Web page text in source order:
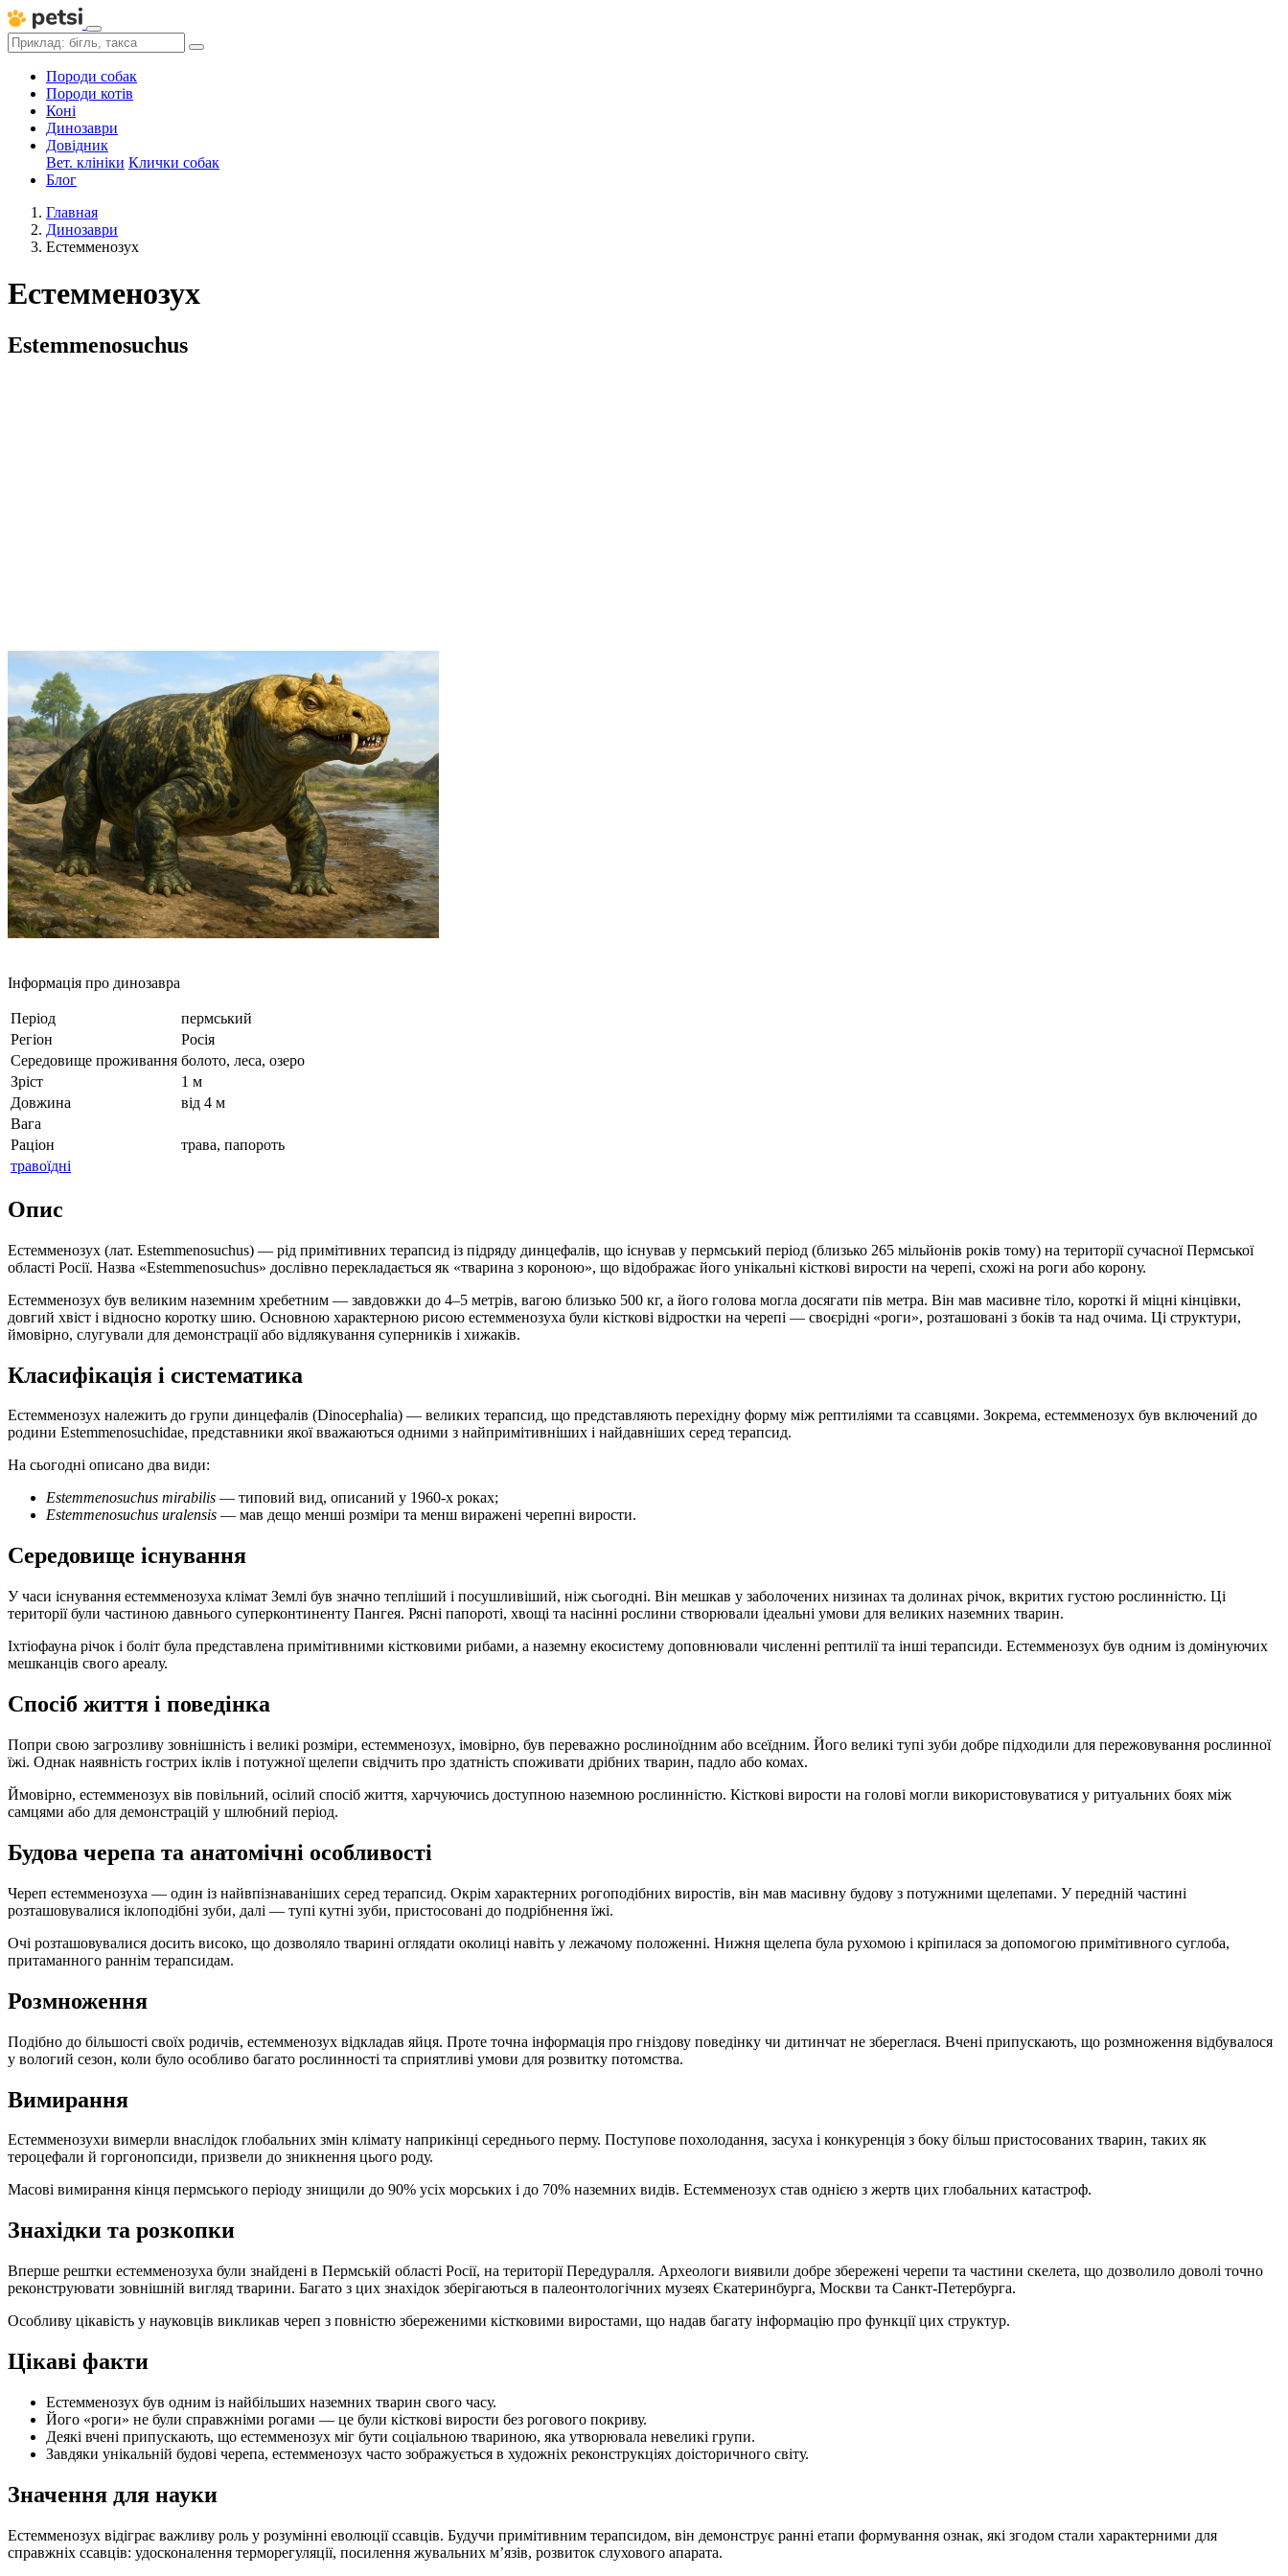
Породи собак
Породи котів
Коні
Динозаври
Довідник
Вет. клініки Клички собак
Блог
Главная
Динозаври
Естемменозух
Естемменозух
Estemmenosuchus
Інформація про динозавра
Період
пермський
Регіон
Росія
Середовище проживання болото, леса, озеро
Зріст
1 м
Довжина
від 4 м
Вага
Раціон
трава, папороть
травоїдні
Опис
Естемменозух (лат. Estemmenosuchus) — рід примітивних терапсид із підряду динцефалів, що існував у пермський період (близько 265 мільйонів років тому) на території сучасної Пермської
області Росії. Назва «Estemmenosuchus» дослівно перекладається як «тварина з короною», що відображає його унікальні кісткові вирости на черепі, схожі на роги або корону.
Естемменозух був великим наземним хребетним — завдовжки до 4–5 метрів, вагою близько 500 кг, а його голова могла досягати пів метра. Він мав масивне тіло, короткі й міцні кінцівки,
довгий хвіст і відносно коротку шию. Основною характерною рисою естемменозуха були кісткові відростки на черепі — своєрідні «роги», розташовані з боків та над очима. Ці структури,
ймовірно, слугували для демонстрації або відлякування суперників і хижаків.
Класифікація і систематика
Естемменозух належить до групи динцефалів (Dinocephalia) — великих терапсид, що представляють перехідну форму між рептиліями та ссавцями. Зокрема, естемменозух був включений до
родини Estemmenosuchidae, представники якої вважаються одними з найпримітивніших і найдавніших серед терапсид.
На сьогодні описано два види:
Estemmenosuchus mirabilis — типовий вид, описаний у 1960-х роках;
Estemmenosuchus uralensis — мав дещо менші розміри та менш виражені черепні вирости.
Середовище існування
У часи існування естемменозуха клімат Землі був значно тепліший і посушливіший, ніж сьогодні. Він мешкав у заболочених низинах та долинах річок, вкритих густою рослинністю. Ці
території були частиною давнього суперконтиненту Пангея. Рясні папороті, хвощі та насінні рослини створювали ідеальні умови для великих наземних тварин.
Іхтіофауна річок і боліт була представлена примітивними кістковими рибами, а наземну екосистему доповнювали численні рептилії та інші терапсиди. Естемменозух був одним із домінуючих
мешканців свого ареалу.
Спосіб життя і поведінка
Попри свою загрозливу зовнішність і великі розміри, естемменозух, імовірно, був переважно рослиноїдним або всеїдним. Його великі тупі зуби добре підходили для пережовування рослинної
їжі. Однак наявність гострих іклів і потужної щелепи свідчить про здатність споживати дрібних тварин, падло або комах.
Ймовірно, естемменозух вів повільний, осілий спосіб життя, харчуючись доступною наземною рослинністю. Кісткові вирости на голові могли використовуватися у ритуальних боях між
самцями або для демонстрацій у шлюбний період.
Будова черепа та анатомічні особливості
Череп естемменозуха — один із найвпізнаваніших серед терапсид. Окрім характерних рогоподібних виростів, він мав масивну будову з потужними щелепами. У передній частині
розташовувалися іклоподібні зуби, далі — тупі кутні зуби, пристосовані до подрібнення їжі.
Очі розташовувалися досить високо, що дозволяло тварині оглядати околиці навіть у лежачому положенні. Нижня щелепа була рухомою і кріпилася за допомогою примітивного суглоба,
притаманного раннім терапсидам.
Розмноження
Подібно до більшості своїх родичів, естемменозух відкладав яйця. Проте точна інформація про гніздову поведінку чи дитинчат не збереглася. Вчені припускають, що розмноження відбувалося
у вологий сезон, коли було особливо багато рослинності та сприятливі умови для розвитку потомства.
Вимирання
Естемменозухи вимерли внаслідок глобальних змін клімату наприкінці середнього перму. Поступове похолодання, засуха і конкуренція з боку більш пристосованих тварин, таких як
тероцефали й горгонопсиди, призвели до зникнення цього роду.
Масові вимирання кінця пермського періоду знищили до 90% усіх морських і до 70% наземних видів. Естемменозух став однією з жертв цих глобальних катастроф.
Знахідки та розкопки
Вперше рештки естемменозуха були знайдені в Пермській області Росії, на території Передуралля. Археологи виявили добре збережені черепи та частини скелета, що дозволило доволі точно
реконструювати зовнішній вигляд тварини. Багато з цих знахідок зберігаються в палеонтологічних музеях Єкатеринбурга, Москви та Санкт-Петербурга.
Особливу цікавість у науковців викликав череп з повністю збереженими кістковими виростами, що надав багату інформацію про функції цих структур.
Цікаві факти
Естемменозух був одним із найбільших наземних тварин свого часу.
Його «роги» не були справжніми рогами — це були кісткові вирости без рогового покриву.
Деякі вчені припускають, що естемменозух міг бути соціальною твариною, яка утворювала невеликі групи.
Завдяки унікальній будові черепа, естемменозух часто зображується в художніх реконструкціях доісторичного світу.
Значення для науки
Естемменозух відіграє важливу роль у розумінні еволюції ссавців. Будучи примітивним терапсидом, він демонструє ранні етапи формування ознак, які згодом стали характерними для
справжніх ссавців: удосконалення терморегуляції, посилення жувальних м’язів, розвиток слухового апарата.